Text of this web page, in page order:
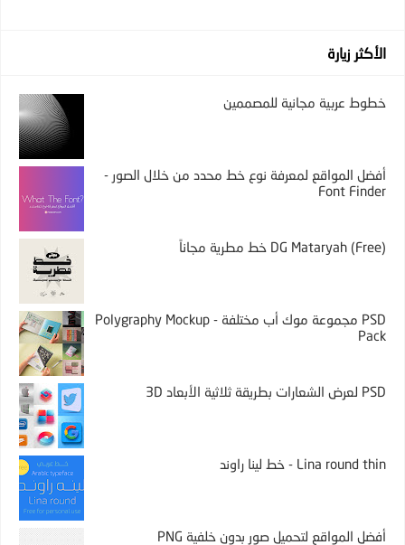
الأكثر زيارة
خطوط عربية مجانية للمصممين
أفضل المواقع لمعرفة نوع خط محدد من خلال الصور -
Font Finder
DG Mataryah (Free) خط مطرية مجاناً
PSD مجموعة موك أب مختلفة - Polygraphy Mockup
Pack
PSD لعرض الشعارات بطريقة ثلاثية الأبعاد 3D
Lina round thin - خط لينا راوند
أفضل المواقع لتحميل صور بدون خلفية PNG